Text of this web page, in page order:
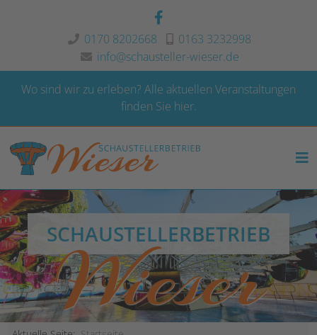
0170 8202668
0163 3232998
info@schausteller-wieser.de
Wo sind wir zu erleben? Alle aktuellen Veranstaltungen
finden Sie hier.
SCHAUSTELLERBETRIEB
Wieser